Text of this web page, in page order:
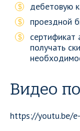
дебетовую
проездной
получать
Видео
https://youtu.be/